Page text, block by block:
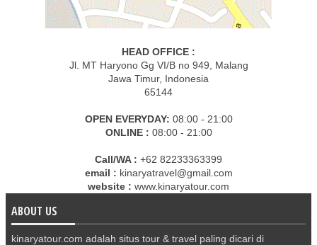
HEAD OFFICE :
Jl. MT Haryono Gg VI/B no 949, Malang
Jawa Timur, Indonesia
65144
OPEN EVERYDAY: 08:00 - 21:00
ONLINE : 08:00 - 21:00
Call/WA : +62 82233363399
email : kinaryatravel@gmail.com
website : www.kinaryatour.com
ABOUT US
kinaryatour.com adalah situs tour & travel paling dicari di